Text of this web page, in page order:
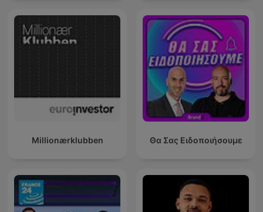
Millionærklubben Θα Σας Ειδοποιήσουμε